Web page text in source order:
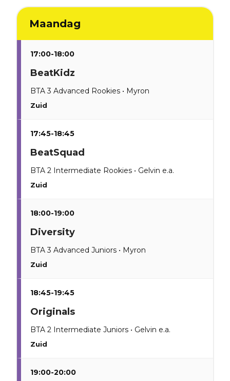
Maandag
17:00-18:00
BeatKidz
BTA 3 Advanced Rookies • Myron
Zuid
17:45-18:45
BeatSquad
BTA 2 Intermediate Rookies • Gelvin e.a.
Zuid
18:00-19:00
Diversity
BTA 3 Advanced Juniors • Myron
Zuid
18:45-19:45
Originals
BTA 2 Intermediate Juniors • Gelvin e.a.
Zuid
19:00-20:00